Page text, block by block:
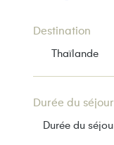
Destination
Durée du séjour